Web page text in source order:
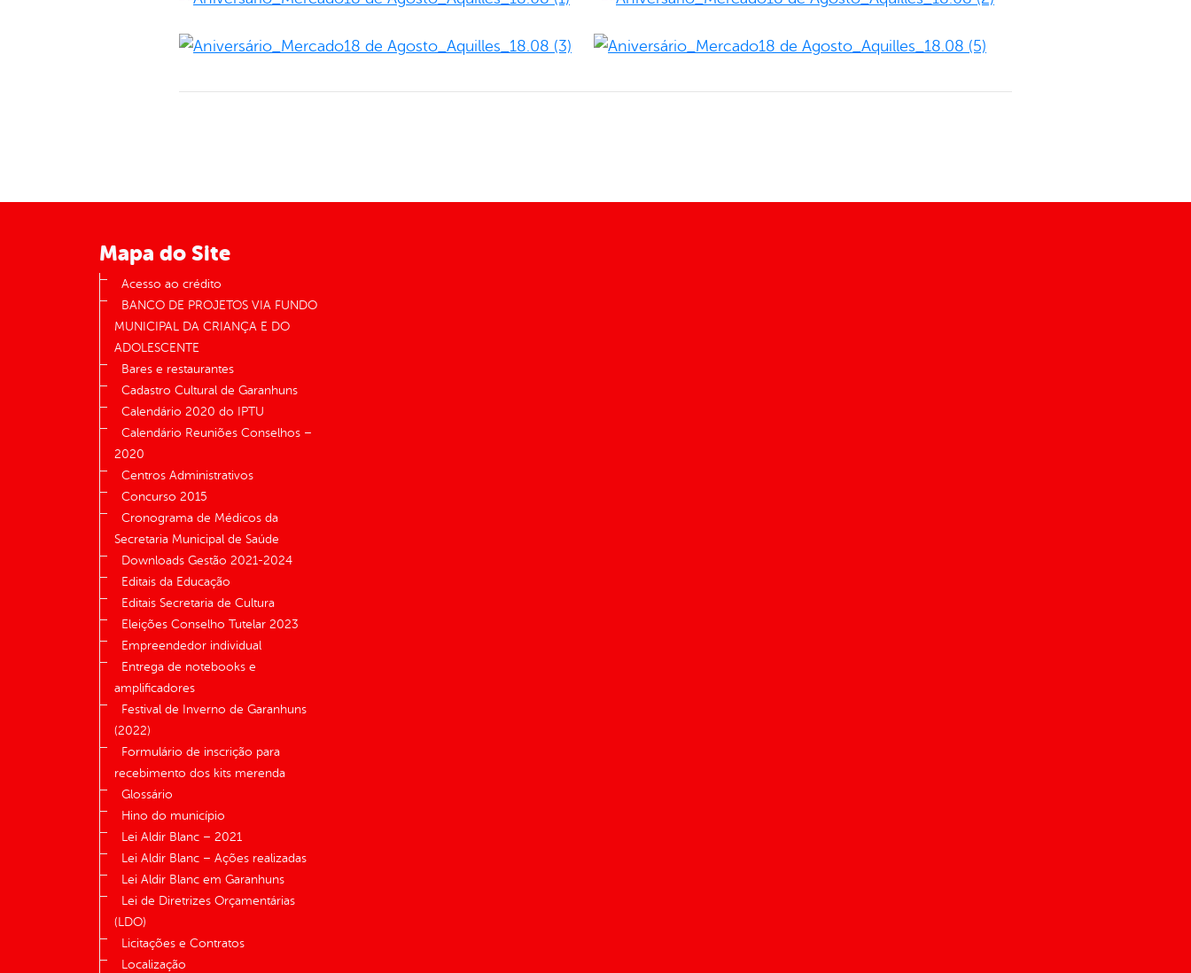
Mapa do Site
Acesso ao crédito
BANCO DE PROJETOS VIA FUNDO
MUNICIPAL DA CRIANÇA E DO
ADOLESCENTE
Bares e restaurantes
Cadastro Cultural de Garanhuns
Calendário 2020 do IPTU
Calendário Reuniões Conselhos –
2020
Centros Administrativos
Concurso 2015
Cronograma de Médicos da
Secretaria Municipal de Saúde
Downloads Gestão 2021-2024
Editais da Educação
Editais Secretaria de Cultura
Eleições Conselho Tutelar 2023
Empreendedor individual
Entrega de notebooks e
amplificadores
Festival de Inverno de Garanhuns
(2022)
Formulário de inscrição para
recebimento dos kits merenda
Glossário
Hino do município
Lei Aldir Blanc – 2021
Lei Aldir Blanc – Ações realizadas
Lei Aldir Blanc em Garanhuns
Lei de Diretrizes Orçamentárias
(LDO)
Licitações e Contratos
Localização